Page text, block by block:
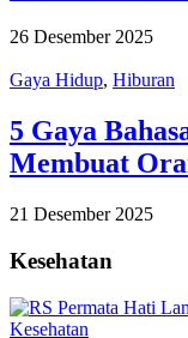
26 Desember 2025
Gaya Hidup, Hiburan
5 Gaya
Membuat
21 Desember 2025
Kesehatan
Kesehatan